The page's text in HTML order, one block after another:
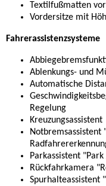
Textilfußmatten
Vordersitze mit
Fahrerassistenzsysteme
Ablenkungs- und
Automatische
Regelung
Kreuzungsassistent
Notbremsassistent
Parkassistent
Rückfahrkamera
Spurhalteassistent